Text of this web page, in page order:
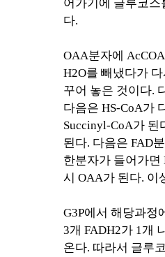
어가기에 글루코스
다.
OAA분자에 AcCOA
H2O를 빼냈다가
꾸어 놓은 것이다.
다음은 HS-CoA가
Succinyl-CoA가 된
된다. 다음은 FAD
한분자가 들어가면
시 OAA가 된다. 이
G3P에서 해당과정
3개 FADH2가 1개
온다. 따라서 글루